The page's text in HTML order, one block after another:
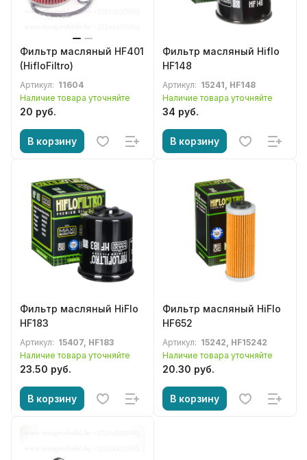
Фильтр масляный HF401
(HifloFiltro)
Артикул: 11604
Наличие товара уточняйте
20 руб.
В корзину
Фильтр масляный Hiflo
HF148
Артикул: 15241, HF148
Наличие товара уточняйте
34 руб.
В корзину
Фильтр масляный HiFlo
HF183
Артикул: 15407, HF183
Наличие товара уточняйте
23.50 руб.
В корзину
Фильтр масляный HiFlo
HF652
Артикул: 15242, HF15242
Наличие товара уточняйте
20.30 руб.
В корзину